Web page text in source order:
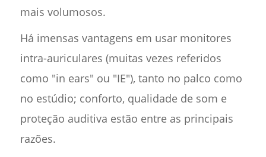
mais volumosos.
Há imensas vantagens em usar monitores
intra-auriculares (muitas vezes referidos
como "in ears" ou "IE"), tanto no palco como
no estúdio; conforto, qualidade de som e
proteção auditiva estão entre as principais
razões.